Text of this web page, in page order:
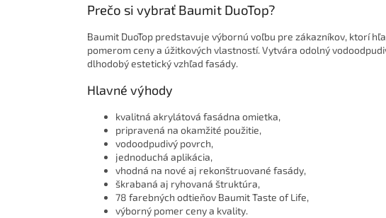
Prečo si vybrať Baumit DuoTop?
Baumit DuoTop predstavuje výbornú voľbu pre zákazníkov, ktorí
pomerom ceny a úžitkových vlastností. Vytvára odolný
dlhodobý estetický vzhľad fasády.
Hlavné výhody
kvalitná akrylátová fasádna omietka,
pripravená na okamžité použitie,
vodoodpudivý povrch,
jednoduchá aplikácia,
vhodná na nové aj rekonštruované fasády,
škrabaná aj ryhovaná štruktúra,
78 farebných odtieňov Baumit Taste of Life,
výborný pomer ceny a kvality.